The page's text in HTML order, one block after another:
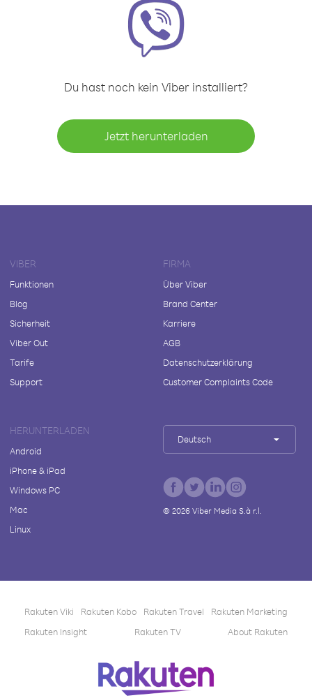
Du hast noch kein Viber installiert?
Jetzt herunterladen
VIBER
Funktionen
Blog
Sicherheit
Viber Out
Tarife
Support
FIRMA
Über Viber
Brand Center
Karriere
AGB
Datenschutzerklärung
Customer Complaints Code
HERUNTERLADEN
Android
iPhone & iPad
Windows PC
Mac
Linux
Deutsch
© 2026Viber Media S.à r.l.
Rakuten Viki Rakuten Kobo Rakuten Travel
Rakuten Marketing
Rakuten Insight
Rakuten TV About Rakuten